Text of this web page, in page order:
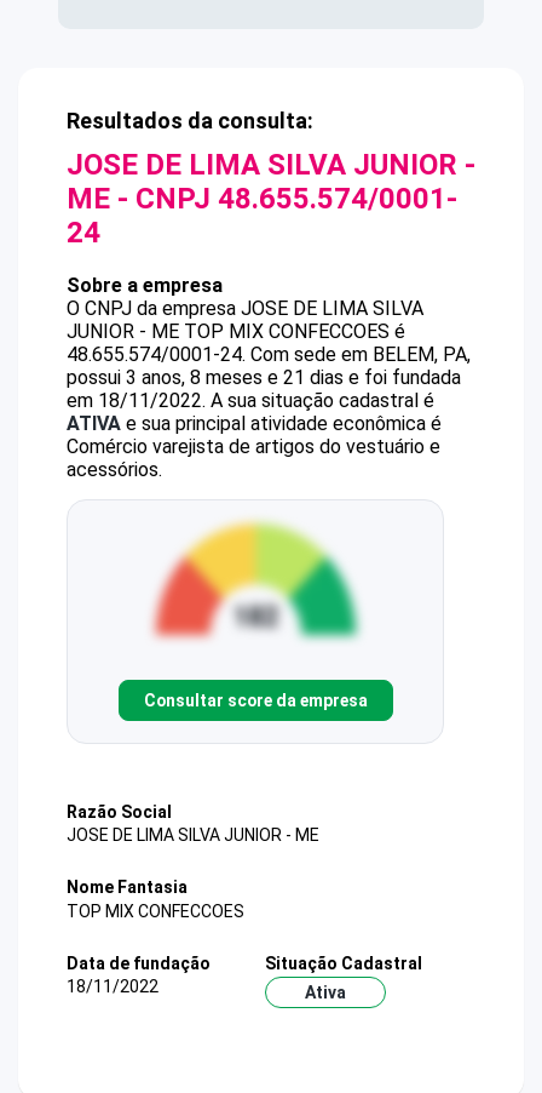
Resultados da consulta:
JOSE DE LIMA SILVA JUNIOR -
ME - CNPJ 48.655.574/0001-
24
Sobre a empresa
O CNPJ da empresa JOSE DE LIMA SILVA
JUNIOR - ME TOP MIX CONFECCOES é
48.655.574/0001-24. Com sede em BELEM, PA,
possui 3 anos, 8 meses e 21 dias e foi fundada
em 18/11/2022. A sua situação cadastral é
ATIVA e sua principal atividade econômica é
Comércio varejista de artigos do vestuário e
acessórios.
Consultar score da empresa
Razão Social
JOSE DE LIMA SILVA JUNIOR - ME
Nome Fantasia
TOP MIX CONFECCOES
Data de fundação
18/11/2022
Situação Cadastral
Ativa